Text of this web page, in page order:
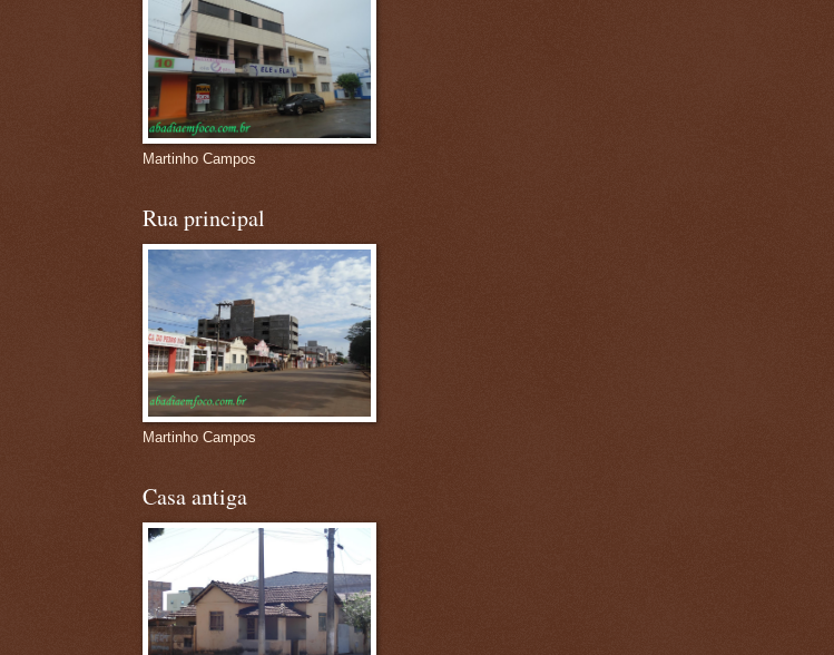
Martinho Campos
Rua principal
Martinho Campos
Casa antiga